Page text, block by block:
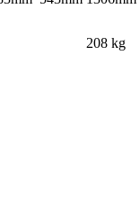
208 kg